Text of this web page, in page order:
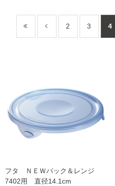
2 3 4
フタ ＮＥＷパック＆レンジ
7402用 直径14.1cm